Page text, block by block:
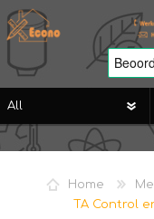
REGISTREREN
VERLANGLIJST
Home
TA Control